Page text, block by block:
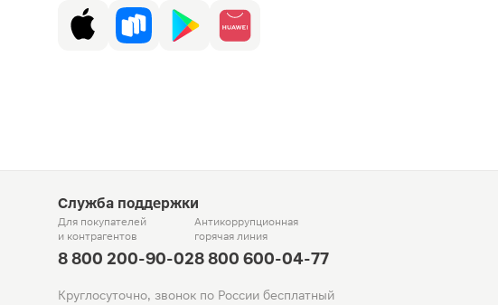
Служба поддержки
Для покупателей
и контрагентов
8 800 200-90-02
Антикоррупционная
горячая линия
8 800 600-04-77
Круглосуточно, звонок по России бесплатный